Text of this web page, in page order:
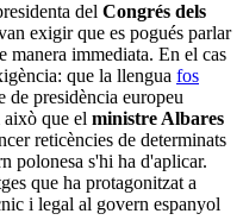
del Congrés dels
exigir que es pogués parlar
manera immediata. En el cas
que la llengua fos
de presidència europeu
que el ministre Albares
reticències de determinats
polonesa s'hi ha d'aplicar.
que ha protagonitzat a
i legal al govern espanyol